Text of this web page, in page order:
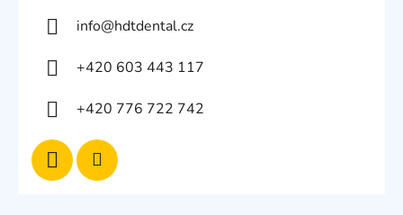
info@hdtdental.cz
+420 603 443 117
+420 776 722 742